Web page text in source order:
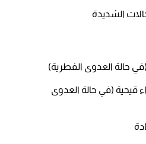
الشديدة​
حالة العدوى الفطرية)​
قيحية (في حالة العدوى